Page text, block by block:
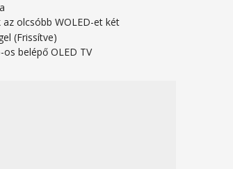
az olcsóbb WOLED-et két
(Frissítve)
os belépő OLED TV